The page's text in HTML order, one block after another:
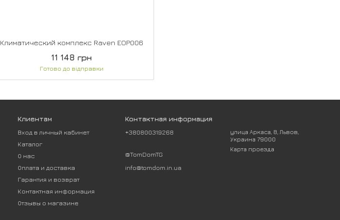
Климатический комплекс Raven EOP006
11 148 грн
Готово до відправки
Клиентам
Вход в личный кабинет
Каталог
О нас
Оплата и доставка
Гарантия и возврат
Контактная информация
Отзывы о магазине
Контактная информация
+380800319268
@TomDomTG
info@tomdom.in.ua
улица Аркаса, 8, Львов,
Украина 79000
Карта проезда